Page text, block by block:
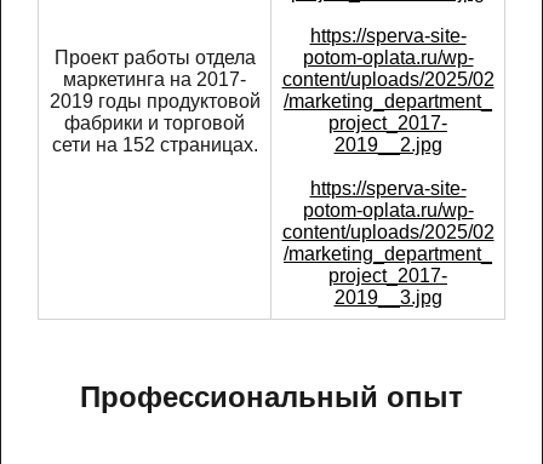
Проект работы отдела
маркетинга на 2017-
2019 годы продуктовой
фабрики и торговой
сети на 152 страницах.
https://sperva-site-
potom-oplata.ru/wp-
content/uploads/2025/02
/marketing_department_
project_2017-
2019__2.jpg
https://sperva-site-
potom-oplata.ru/wp-
content/uploads/2025/02
/marketing_department_
project_2017-
2019__3.jpg
Профессиональный опыт